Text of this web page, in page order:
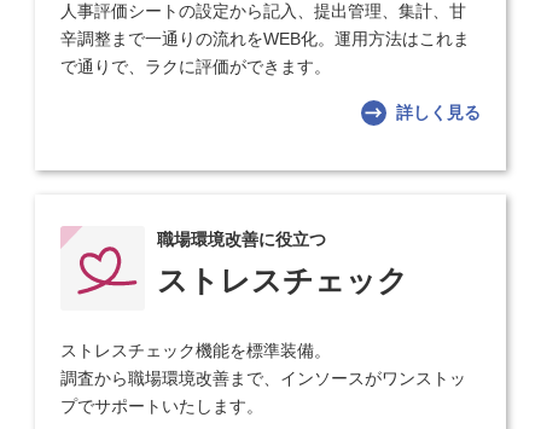
人事評価シートの設定から記入、提出管理、集計、甘
辛調整まで一通りの流れをWEB化。運用方法はこれま
で通りで、ラクに評価ができます。
詳しく見る
職場環境改善に役立つ
ストレスチェック
ストレスチェック機能を標準装備。
調査から職場環境改善まで、インソースがワンストッ
プでサポートいたします。